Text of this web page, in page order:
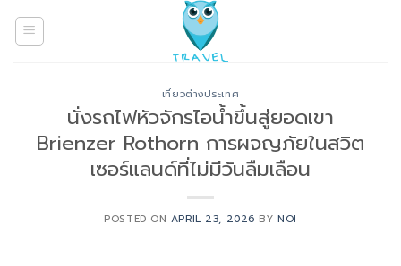
เที่ยวต่างประเทศ
นั่งรถไฟหัวจักรไอน้ำขึ้นสู่ยอดเขา
Brienzer Rothorn การผจญภัยในสวิต
เซอร์แลนด์ที่ไม่มีวันลืมเลือน
POSTED ON APRIL 23, 2026 BY NOI